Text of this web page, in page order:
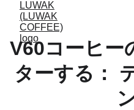
V60コーヒー
ターする：